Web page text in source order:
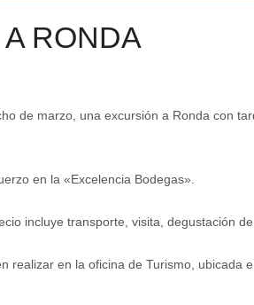
RONDA
de marzo, una excursión a Ronda con
en la «Excelencia Bodegas».
incluye transporte, visita, degustación
en la oficina de Turismo, ubicada